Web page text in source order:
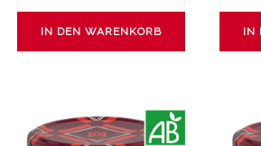
IN DEN WARENKORB IN